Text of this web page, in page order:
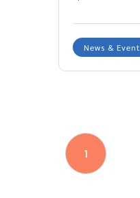
News & Event
1